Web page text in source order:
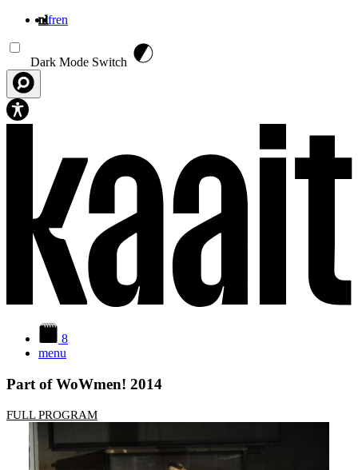
nlfren
Dark Mode Switch
8
menu
Part of WoWmen! 2014
FULL PROGRAM